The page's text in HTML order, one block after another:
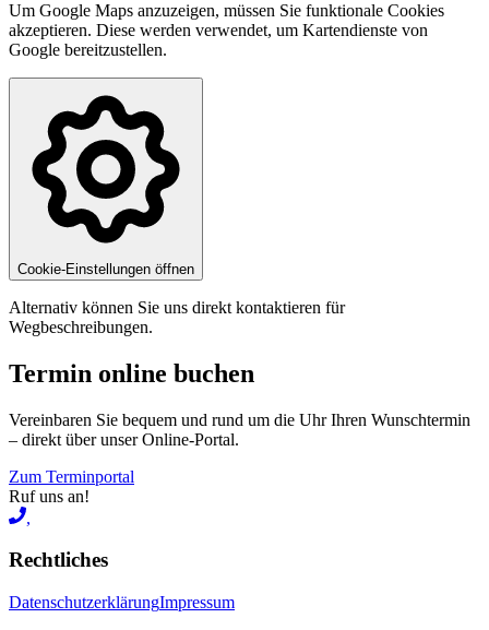
Google Maps ist deaktiviert
Um Google Maps anzuzeigen, müssen Sie funktionale Cookies
akzeptieren. Diese werden verwendet, um Kartendienste von
Google bereitzustellen.
Cookie-Einstellungen öffnen
Alternativ können Sie uns direkt kontaktieren für
Termin online buchen
Vereinbaren Sie bequem und rund um die Uhr Ihren Wunschtermin
– direkt über unser Online-Portal.
Ruf uns an!